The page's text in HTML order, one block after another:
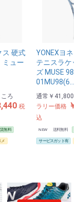
へ進む
ス 硬式
ミュー
ろ
税
無料
メ
YONEXヨネッ
テニスラケッ
ズ MUSE 98
01MU98(6…
通常 ￥41,800
ラリー価格 ￥
込
NEW 送料無料
サービスガット有